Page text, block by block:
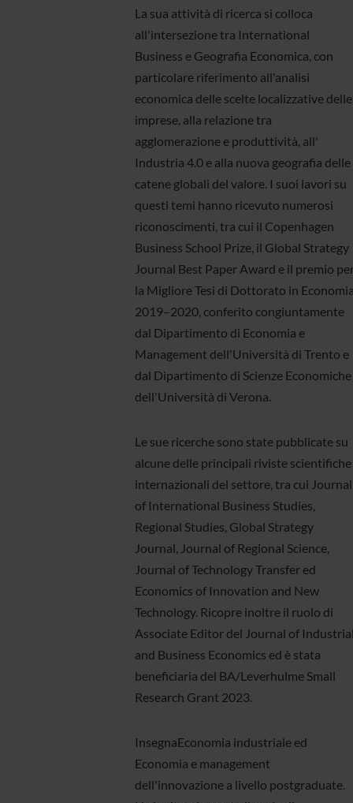
La sua attività di ricerca si colloca
all'intersezione tra International
Business e Geografia Economica, con
particolare riferimento all'analisi
economica delle scelte localizzative delle
imprese, alla relazione tra
agglomerazione e produttività, all'
Industria 4.0 e alla nuova geografia delle
catene globali del valore. I suoi lavori su
questi temi hanno ricevuto numerosi
riconoscimenti, tra cui il Copenhagen
Business School Prize, il Global Strategy
Journal Best Paper Award e il premio
la Migliore Tesi di Dottorato in
2019–2020, conferito congiuntamente
dal Dipartimento di Economia e
Management dell'Università di Trento e
dal Dipartimento di Scienze Economiche
dell'Università di Verona.
Le sue ricerche sono state pubblicate su
alcune delle principali riviste scientifiche
internazionali del settore, tra cui Journal
of International Business Studies,
Regional Studies, Global Strategy
Journal, Journal of Regional Science,
Journal of Technology Transfer ed
Economics of Innovation and New
Technology. Ricopre inoltre il ruolo di
Associate Editor del Journal of
and Business Economics ed è stata
beneficiaria del BA/Leverhulme Small
Research Grant 2023.
InsegnaEconomia industriale ed
Economia e management
dell'innovazione a livello postgraduate.